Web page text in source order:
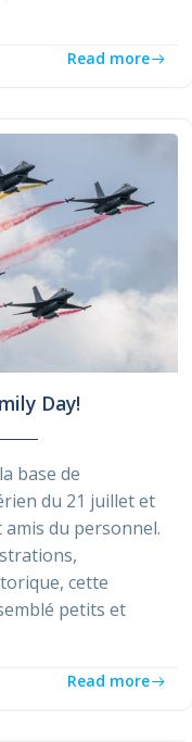
Read more
Day!
base de
du 21 juillet et
du personnel.
cette
petits et
Read more